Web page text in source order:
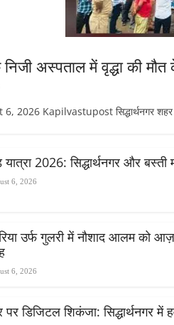
निजी अस्पताल में वृद्धा की
Kapilvastupost सिद्धार्थनगर शहर के
यात्रा 2026: सिद्धार्थनगर और
6, 2026
उर्फ गुलरी में नौशाद आलम को
6, 2026
पर डिजिटल शिकंजा: सिद्धार्थनगर